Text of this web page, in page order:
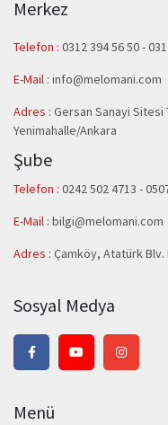
Merkez
Telefon : 0312 394 56 50-
E-Mail : info@melomani.com
Adres : Gersan Sanayi Sitesi
Yenimahalle/Ankara
Şube
Telefon : 0242 502 4713 -
E-Mail : bilgi@melomani.com
Adres : Çamköy, Atatürk Blv.
Sosyal Medya
Menü